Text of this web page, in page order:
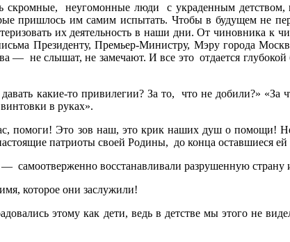
скромные, неугомонные люди с украденным
пришлось им самим испытать. Чтобы в будущем не
их деятельность в наши дни. От чиновника к
Президенту, Премьер-Министру, Мэру города
— не слышат, не замечают. И все это отдается
какие-то привилегии? За то, что не добили?» «За
в руках».
помоги! Это зов наш, это крик наших душ о помощи!
патриоты своей Родины, до конца оставшиеся ей
восстанавливали разрушенную
которое они заслужили!
этому как дети, ведь в детстве мы этого не